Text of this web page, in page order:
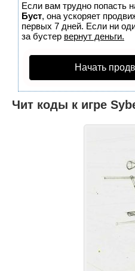
Если вам трудно попасть
Буст, она ускоряет
первых 7 дней. Если ни
за бустер вернут деньги.
Начать
Чит коды к игре